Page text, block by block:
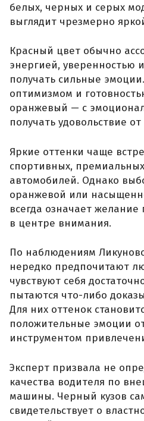
белых, черных и серых
выглядит чрезмерно
Красный цвет обычно
энергией, уверенностью
получать сильные
оптимизмом и
оранжевый — с
получать удовольствие
Яркие оттенки чаще
спортивных,
автомобилей. Однако
оранжевой или
всегда означает желание
в центре внимания.
По наблюдениям
нередко предпочитают
чувствуют себя
пытаются что-либо
Для них оттенок
положительные эмоции
инструментом
Эксперт призвала не
качества водителя по
машины. Черный кузов
свидетельствует о